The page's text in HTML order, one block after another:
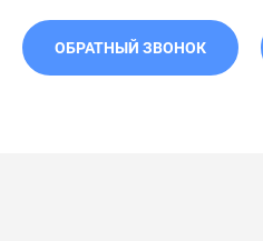
ОБРАТНЫЙ ЗВОНОК